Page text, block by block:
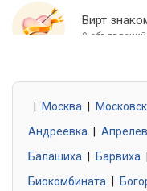
Вирт
0 объявлений
0 объявлений
0 объявлений
Москва
Андреевка
Балашиха
Барвиха
Биокомбината